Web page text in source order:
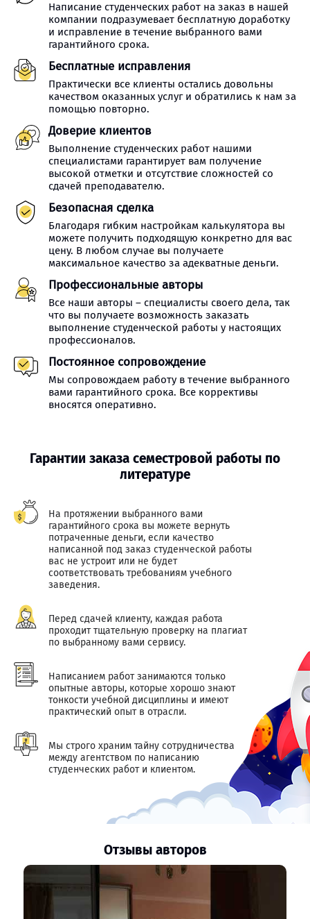
Написание студенческих работ на заказ в нашей
компании подразумевает бесплатную доработку
и исправление в течение выбранного вами
гарантийного срока.
Бесплатные исправления
Практически все клиенты остались довольны
качеством оказанных услуг и обратились к нам за
помощью повторно.
Доверие клиентов
Выполнение студенческих работ нашими
специалистами гарантирует вам получение
высокой отметки и отсутствие сложностей со
сдачей преподавателю.
Безопасная сделка
Благодаря гибким настройкам калькулятора вы
можете получить подходящую конкретно для вас
цену. В любом случае вы получаете
максимальное качество за адекватные деньги.
Профессиональные авторы
Все наши авторы – специалисты своего дела, так
что вы получаете возможность заказать
выполнение студенческой работы у настоящих
профессионалов.
Постоянное сопровождение
Мы сопровождаем работу в течение выбранного
вами гарантийного срока. Все коррективы
вносятся оперативно.
Гарантии заказа семестровой работы по
литературе
На протяжении выбранного вами
гарантийного срока вы можете вернуть
потраченные деньги, если качество
написанной под заказ студенческой работы
вас не устроит или не будет
соответствовать требованиям учебного
заведения.
Перед сдачей клиенту, каждая работа
проходит тщательную проверку на плагиат
по выбранному вами сервису.
Написанием работ занимаются только
опытные авторы, которые хорошо знают
тонкости учебной дисциплины и имеют
практический опыт в отрасли.
Мы строго храним тайну сотрудничества
между агентством по написанию
студенческих работ и клиентом.
Отзывы авторов